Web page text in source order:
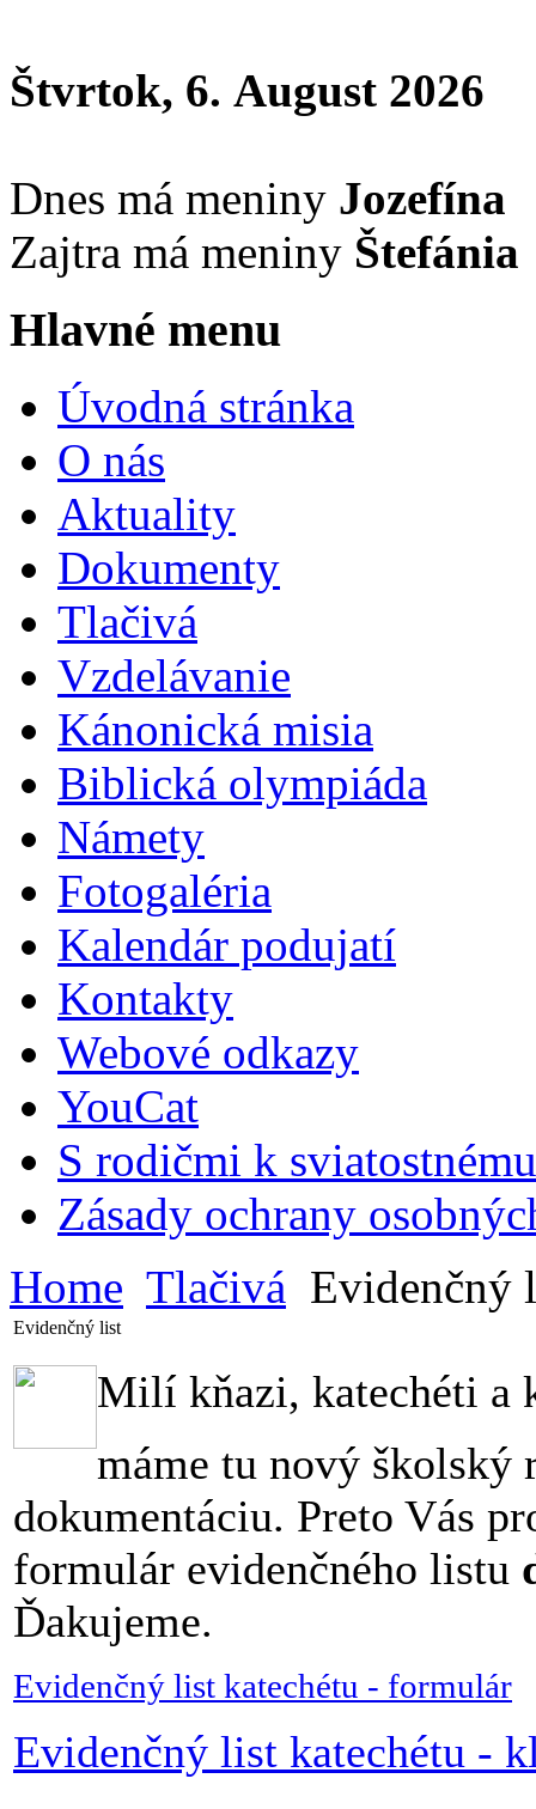
Štvrtok, 6. August 2026
Dnes má meniny Jozefína
Zajtra má meniny Štefánia
Hlavné menu
Úvodná stránka
O nás
Aktuality
Dokumenty
Tlačivá
Vzdelávanie
Kánonická misia
Biblická olympiáda
Námety
Fotogaléria
Kalendár podujatí
Kontakty
Webové odkazy
YouCat
S rodičmi k
Zásady ochrany
Home Tlačivá Evidenčný
Evidenčný list
Milí kňazi, katechéti a
máme tu nový školský
dokumentáciu. Preto Vás
formulár evidenčného listu
Ďakujeme.
Evidenčný list katechétu - formulár
Evidenčný list katechétu -